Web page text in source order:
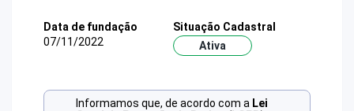
Data de fundação
07/11/2022
Situação Cadastral
Ativa
Informamos que, de acordo com a Lei